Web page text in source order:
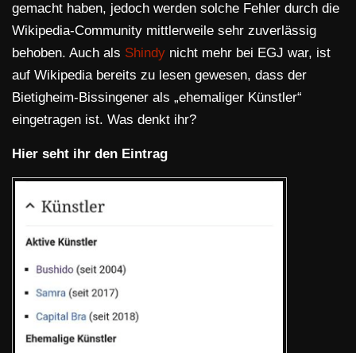
gemacht haben, jedoch werden solche Fehler durch die
Wikipedia-Community mittlerweile sehr zuverlässig
behoben. Auch als Shindy nicht mehr bei EGJ war, ist
auf Wikipedia bereits zu lesen gewesen, dass der
Bietigheim-Bissingener als „ehemaliger Künstler“
eingetragen ist. Was denkt ihr?
Hier seht ihr den Eintrag